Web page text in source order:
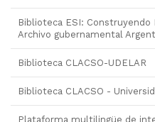
Biblioteca ESI: Construyendo
Archivo gubernamental
Biblioteca CLACSO-UDELAR
Biblioteca CLACSO -
Plataforma multilingüe de